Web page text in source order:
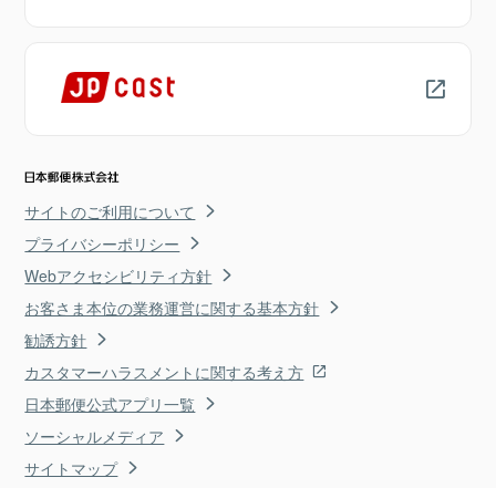
サイトのご利用について
プライバシーポリシー
Webアクセシビリティ方針
お客さま本位の業務運営に関する基本方針
勧誘方針
カスタマーハラスメントに関する考え方
日本郵便公式アプリ一覧
ソーシャルメディア
サイトマップ